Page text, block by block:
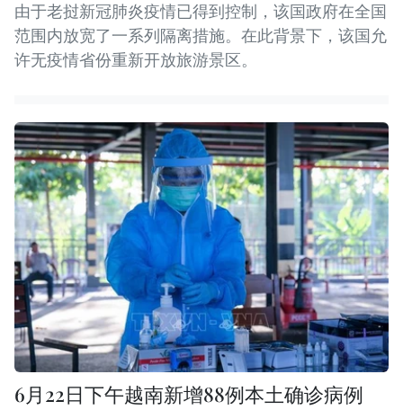
由于老挝新冠肺炎疫情已得到控制，该国政府在全国
范围内放宽了一系列隔离措施。在此背景下，该国允
许无疫情省份重新开放旅游景区。
6月22日下午越南新增88例本土确诊病例